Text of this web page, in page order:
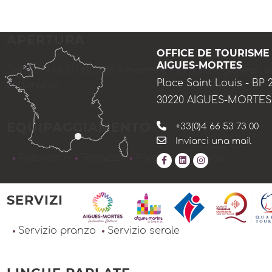
Dal 07/01 al 31/10/2026 il martedì, mercoledì, giovedì,
settimana.
EQUIPAGGIAMENTO
Terrazza Parcheggio vicino
SERVIZI
Servizio pranzo Servizio serale
OFFICE DE TOURISME
AIGUES-MORTES
Place Saint Louis - BP
30220 AIGUES-MORTES
+33(0)4 66 53 73 00
Inviarci una mail